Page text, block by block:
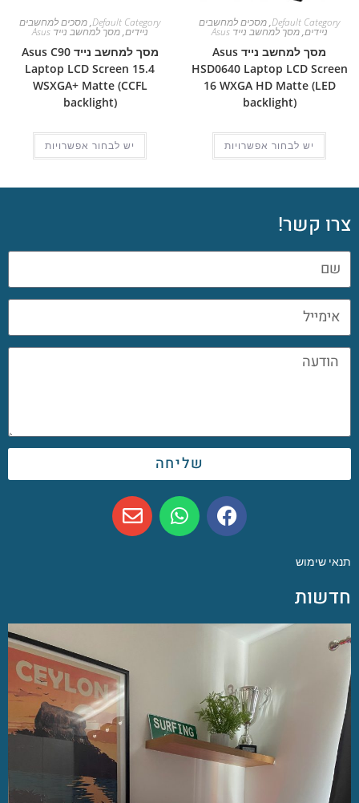
Default Category
,מסכים למחשבים
ניידים,מסך למחשב נייד Asus
מסך למחשב נייד Asus
HSD0640 Laptop LCD Screen
16 WXGA HD Matte (LED
backlight)
יש לבחור אפשרויות
Default Category
,מסכים למחשבים
ניידים,מסך למחשב נייד Asus
מסך למחשב נייד Asus C90
Laptop LCD Screen 15.4
WSXGA+ Matte (CCFL
backlight)
יש לבחור אפשרויות
צרו קשר!
שליחה
תנאי שימוש
חדשות